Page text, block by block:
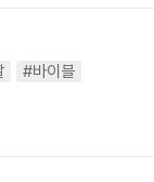
#바이블